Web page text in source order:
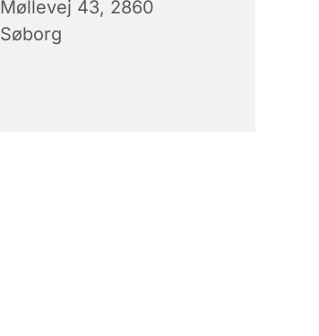
Møllevej 43, 2860
Søborg